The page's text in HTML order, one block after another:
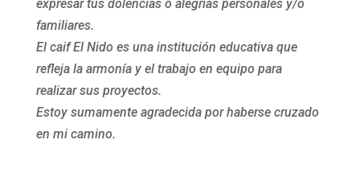
expresar tus dolencias o alegrías personales y/o
familiares.
El caif El Nido es una institución educativa que
refleja la armonía y el trabajo en equipo para
realizar sus proyectos.
Estoy sumamente agradecida por haberse cruzado
en mi camino.